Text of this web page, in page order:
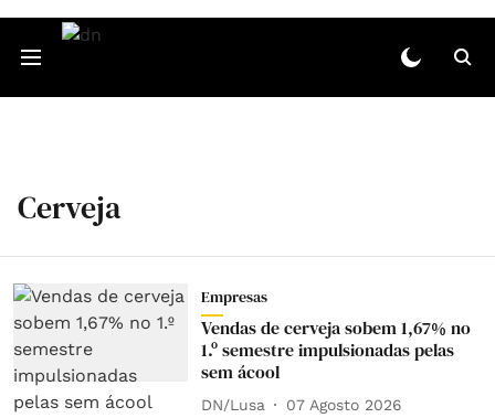
Cerveja
Empresas
Vendas de cerveja sobem 1,67% no
1.º semestre impulsionadas pelas
sem ácool
DN/Lusa 07 Agosto 2026